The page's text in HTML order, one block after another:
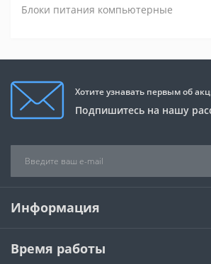
Блоки питания компьютерные
Хотите узнавать первым об
Подпишитесь на нашу
Информация
Время работы